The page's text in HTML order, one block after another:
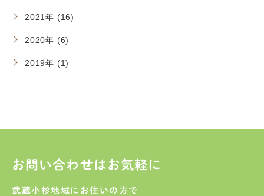
2021年 (16)
2020年 (6)
2019年 (1)
お問い合わせはお気軽に
武蔵小杉地域にお住いの方で